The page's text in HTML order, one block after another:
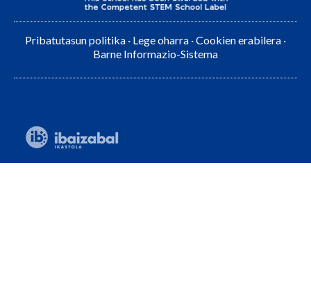
Pribatutasun politika · Lege oharra ·Cookien erabilera ·
Barne Informazio-Sistema